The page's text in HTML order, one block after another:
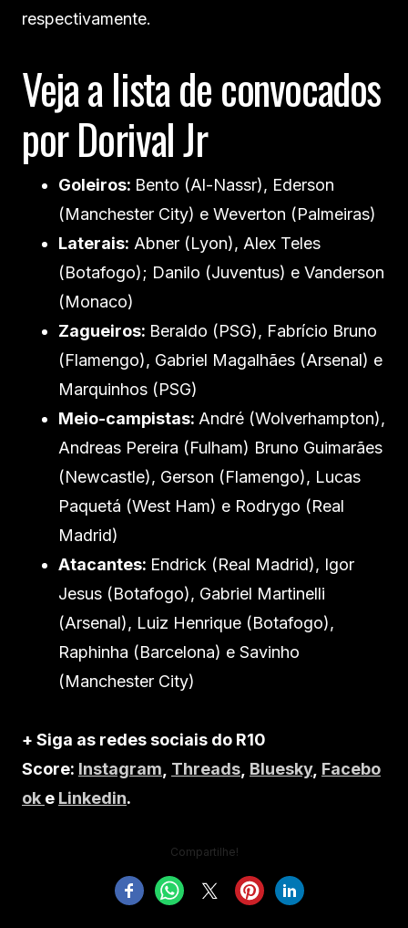
respectivamente.
Veja a lista de convocados
por Dorival Jr
Goleiros: Bento (Al-Nassr), Ederson
(Manchester City) e Weverton (Palmeiras)
Laterais: Abner (Lyon), Alex Teles
(Botafogo); Danilo (Juventus) e Vanderson
(Monaco)
Zagueiros: Beraldo (PSG), Fabrício Bruno
(Flamengo), Gabriel Magalhães (Arsenal) e
Marquinhos (PSG)
Meio-campistas: André (Wolverhampton),
Andreas Pereira (Fulham) Bruno Guimarães
(Newcastle), Gerson (Flamengo), Lucas
Paquetá (West Ham) e Rodrygo (Real
Madrid)
Atacantes: Endrick (Real Madrid), Igor
Jesus (Botafogo), Gabriel Martinelli
(Arsenal), Luiz Henrique (Botafogo),
Raphinha (Barcelona) e Savinho
(Manchester City)
+ Siga as redes sociais do R10
Score: Instagram Threads Bluesky, Facebo
ok e Linkedin.
Compartilhe!